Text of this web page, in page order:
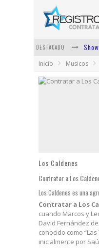
DESTACADO
Lit
Inicio Musicos
Los Caldenes
Contratar a Los
Los Caldenes es una
Contratar a Los
cuando Marcos y
David Fernández
conocido como
inicialmente por